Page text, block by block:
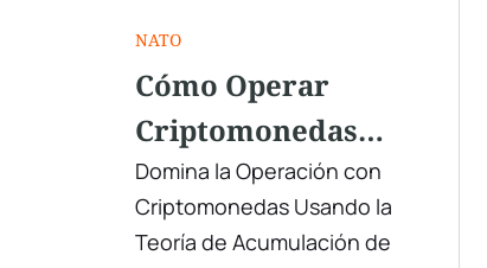
NATO
Cómo Operar
Criptomonedas
Usando la Teoría de
Acumulación de
Domina la Operación con
Criptomonedas Usando la
Teoría de Acumulación de